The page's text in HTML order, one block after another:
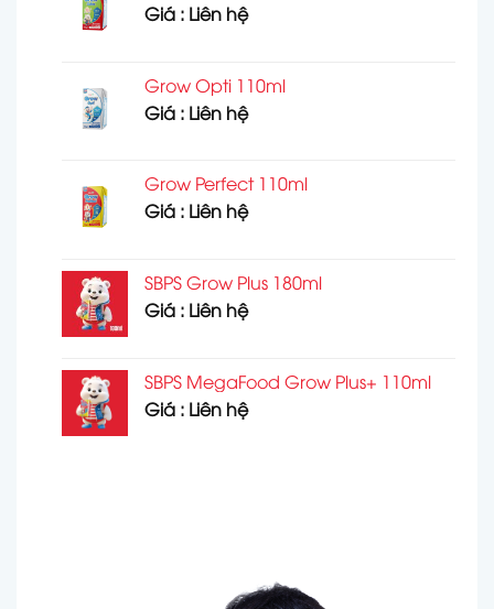
Giá : Liên hệ
Grow Opti 110ml
Giá : Liên hệ
Grow Perfect 110ml
Giá : Liên hệ
SBPS Grow Plus 180ml
Giá : Liên hệ
SBPS MegaFood Grow Plus+ 110ml
Giá : Liên hệ